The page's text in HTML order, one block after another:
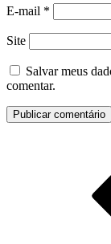
E-mail *
Site
Salvar meus
comentar.